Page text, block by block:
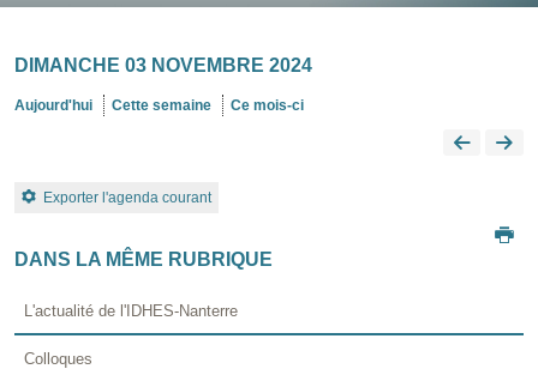
DIMANCHE 03 NOVEMBRE 2024
Aujourd'hui Cette semaine Ce mois-ci
Exporter l'agenda courant
DANS LA MÊME RUBRIQUE
L'actualité de l'IDHES-Nanterre
Colloques